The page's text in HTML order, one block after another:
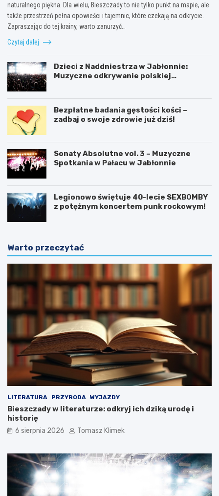
naturalnego piękna. Dla wielu, Bieszczady to nie tylko punkt na mapie, ale
także przestrzeń pełna opowieści i tajemnic, które czekają na odkrycie.
Zapraszając do tej krainy, warto zanurzyć…
Czytaj dalej
Dzieci z Naddniestrza w Jabłonnie:
Muzyczne odkrywanie polskiej
Bezpłatne badania gęstości kości –
zadbaj o swoje zdrowie już dziś!
Sonaty Absolutne vol. 3 – Muzyczne
Spotkania w Pałacu w Jabłonnie
Legionowo świętuje 40-lecie SEXBOMBY
z potężnym koncertem punk rockowym!
Warto przeczytać
LITERATURA PRZYRODA WYJAZDY
Bieszczady w literaturze: odkryj ich dziką urodę i
historię
6 sierpnia 2026 Tomasz Klimek